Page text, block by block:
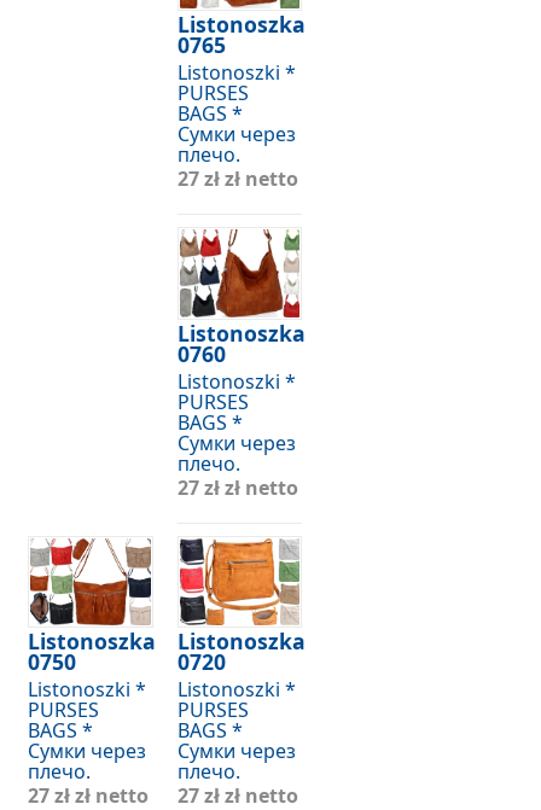
Listonoszka
0765
Listonoszki *
PURSES
BAGS *
Сумки через
плечо.
27 złzł netto
Listonoszka
0760
Listonoszki *
PURSES
BAGS *
Сумки через
плечо.
27 złzł netto
Listonoszka
0750
Listonoszki *
PURSES
BAGS *
Сумки через
плечо.
27 złzł netto
Listonoszka
0720
Listonoszki *
PURSES
BAGS *
Сумки через
плечо.
27 złzł netto